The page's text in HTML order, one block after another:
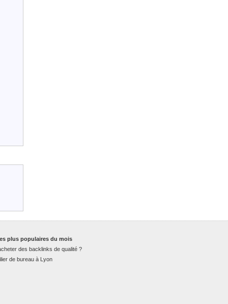
plus populaires du mois
des backlinks de qualité ?
de bureau à Lyon